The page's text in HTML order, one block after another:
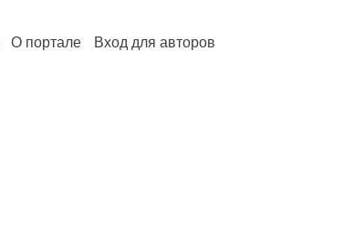
О портале Вход для авторов